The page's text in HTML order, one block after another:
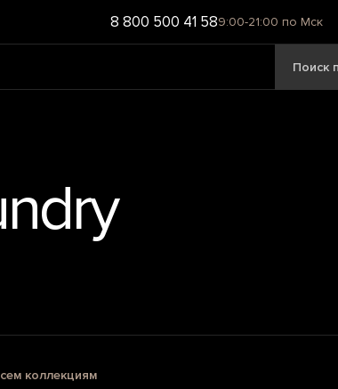
8 800 500 41 589:00-21:00 по Мск
коллекциям